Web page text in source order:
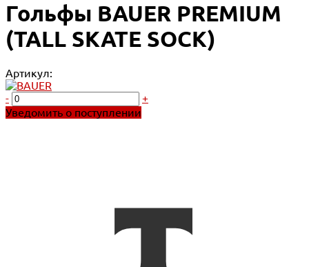
Гольфы BAUER PREMIUM
(TALL SKATE SOCK)
Артикул:
-
+
Уведомить о поступлении